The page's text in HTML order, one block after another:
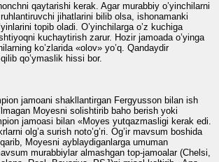
qaytarishi kerak. Agar murabbiy o’yinchilarni
jihatlarini bilib olsa, ishonamanki
topib oladi. O’yinchilarga o’z kuchiga
kuchaytirish zarur. Hozir jamoada o’yinga
ko’zlarida «olov» yo’q. Qandaydir
qo’ymaslik hissi bor.
jamoani shakllantirgan Fergyusson bilan ish
Moyesni solishtirib baho berish yoki
jamoasi bilan «Moyes yutqazmasligi kerak edi.
olg’a surish noto’g’ri. Og’ir mavsum boshida
Moyesni ayblaydiganlarga umuman
murabbiylar almashgan top-jamoalar (Chelsi,